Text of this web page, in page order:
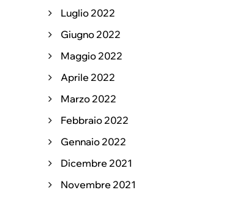
Luglio 2022
Giugno 2022
Maggio 2022
Aprile 2022
Marzo 2022
Febbraio 2022
Gennaio 2022
Dicembre 2021
Novembre 2021